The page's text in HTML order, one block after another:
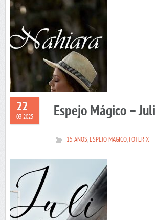
22
03 2025 Espejo Mágico – Juli
15 AÑOS,ESPEJO MAGICO,FOTERIX